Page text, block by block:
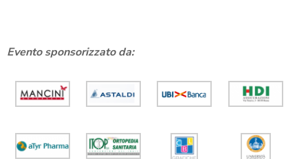
Evento sponsorizzato da: